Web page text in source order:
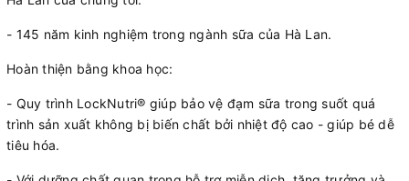
- 145 năm kinh nghiệm trong ngành sữa của Hà Lan.
Hoàn thiện bằng khoa học:
- Quy trình LockNutri® giúp bảo vệ đạm sữa trong suốt quá
trình sản xuất không bị biến chất bởi nhiệt độ cao - giúp bé dễ
tiêu hóa.